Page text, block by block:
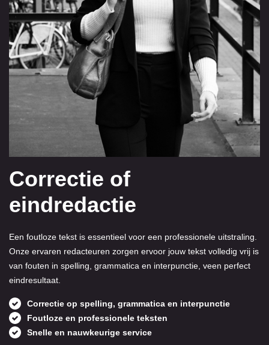
Correctie of
eindredactie
Een foutloze tekst is essentieel voor een professionele uitstraling.
Onze ervaren redacteuren zorgen ervoor jouw tekst volledig vrij is
van fouten in spelling, grammatica en interpunctie, veen perfect
eindresultaat.
Correctie op spelling, grammatica en interpunctie
Foutloze en professionele teksten
Snelle en nauwkeurige service